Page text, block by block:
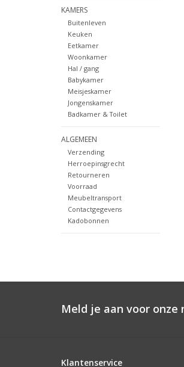
KAMERS
Buitenleven
Keuken
Eetkamer
Woonkamer
Hal / gang
Babykamer
Meisjeskamer
Jongenskamer
Badkamer & Toilet
ALGEMEEN
Verzending
Herroepinsgrecht
Retourneren
Voorraad
Meubeltransport
Contactgegevens
Kadobonnen
Meld je aan voor onze
Klantenservice